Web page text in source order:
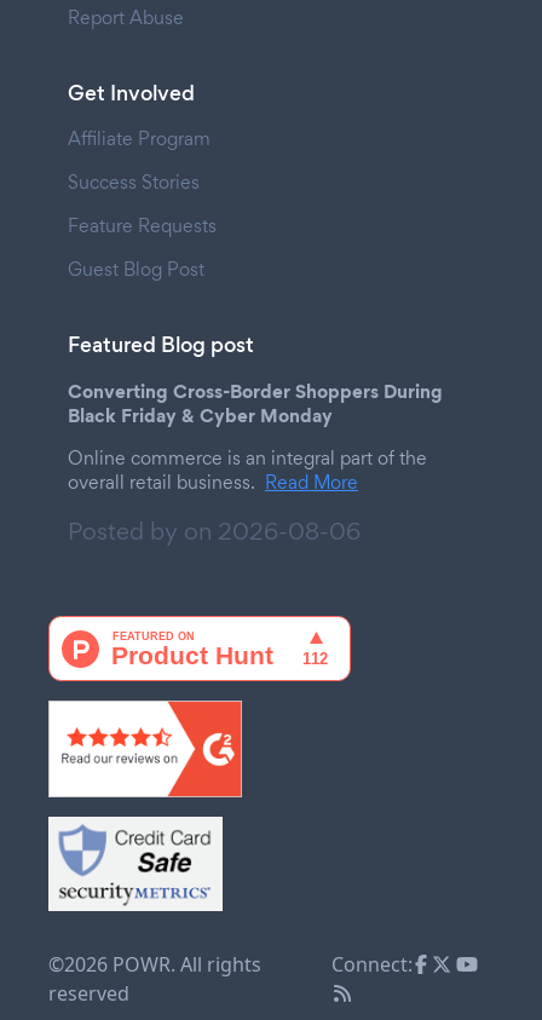
Report Abuse
Get Involved
Affiliate Program
Success Stories
Feature Requests
Guest Blog Post
Featured Blog post
Converting Cross-Border Shoppers During
Black Friday & Cyber Monday
Online commerce is an integral part of the
overall retail business. Read More
Posted by on 2026-08-06
©2026 POWR. All rights
reserved
Connect: